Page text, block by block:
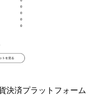
決済プラットフォーム